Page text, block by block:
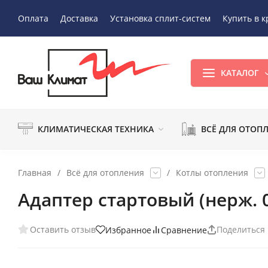
Оплата Доставка Установка сплит-систем Купить в
КАТАЛОГ
КЛИМАТИЧЕСКАЯ ТЕХНИКА ВСЁ ДЛЯ
Главная / Всё для отопления / Котлы отопления
Адаптер стартовый (нерж.
Оставить отзыв Избранное Сравнение Поделиться